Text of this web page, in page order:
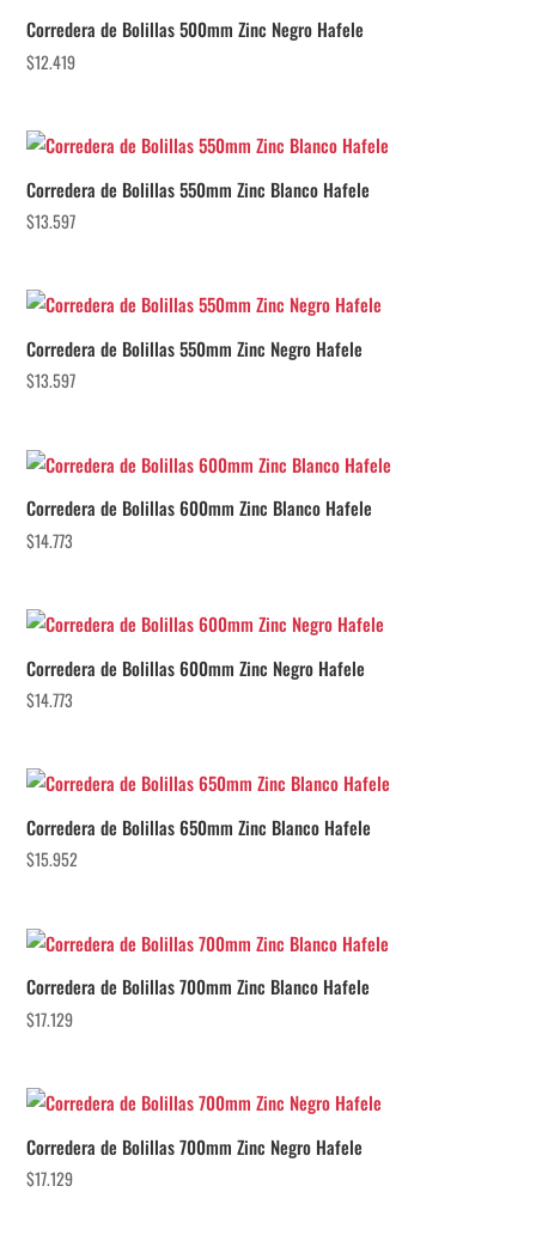
Corredera de Bolillas 500mm Zinc Negro Hafele
$12.419
Corredera de Bolillas 550mm Zinc Blanco Hafele
$13.597
Corredera de Bolillas 550mm Zinc Negro Hafele
$13.597
Corredera de Bolillas 600mm Zinc Blanco Hafele
$14.773
Corredera de Bolillas 600mm Zinc Negro Hafele
$14.773
Corredera de Bolillas 650mm Zinc Blanco Hafele
$15.952
Corredera de Bolillas 700mm Zinc Blanco Hafele
$17.129
Corredera de Bolillas 700mm Zinc Negro Hafele
$17.129